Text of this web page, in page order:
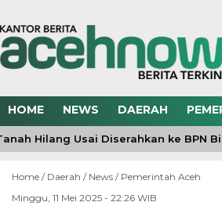
HOME NEWS DAERAH
Hilang Usai Diserahkan ke BPN
Home / Daerah / News / Pemerintah Aceh
Minggu, 11 Mei 2025 - 22:26 WIB